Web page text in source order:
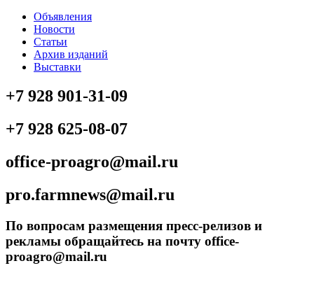
Объявления
Новости
Статьи
Архив изданий
Выставки
+7 928 901-31-09
+7 928 625-08-07
office-proagro@mail.ru
pro.farmnews@mail.ru
По вопросам размещения пресс-релизов и
рекламы обращайтесь на почту office-
proagro@mail.ru